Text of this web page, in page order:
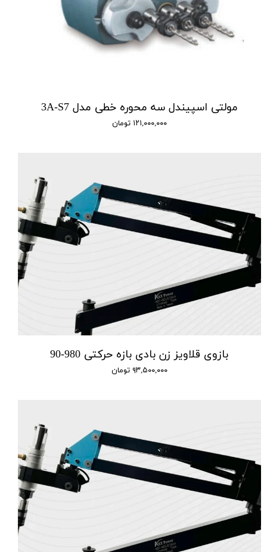
مولتی اسپیندل سه محوره خطی مدل 3A-S7
۱۲۱,۰۰۰,۰۰۰ تومان
بازوی قلاویز زن بادی بازه حرکتی 980-90
۹۳,۵۰۰,۰۰۰ تومان